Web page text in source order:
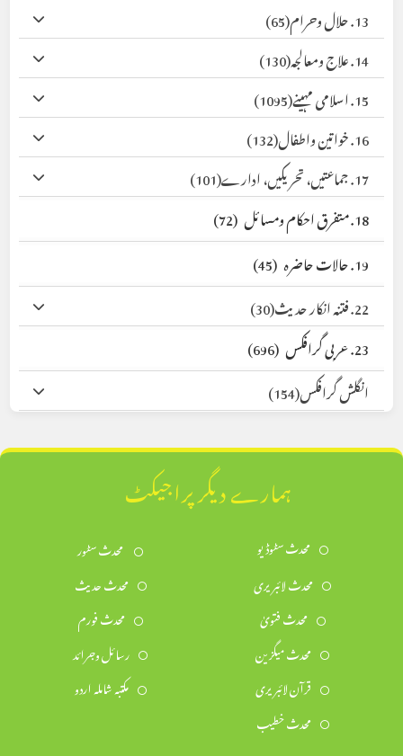
13. حلال وحرام
(65)
14. علاج ومعالجہ
(130)
15. اسلامی مہینے
(1095)
16. خواتین واطفال
(132)
17. جماعتیں، تحریکیں، ادارے
(101)
18. متفرق احکام ومسائل
(72)
19. حالات حاضرہ
(45)
22. فتنہ انکار حدیث
(30)
23. عربی گرافکس
(696)
انگلش گرافکس(154)
ہمارے دیگر پراجیکٹ
محدث سٹوڈیو
محدث سٹور
محدث لائبریری
محدث حدیث
محدث فتویٰ
محدث فورم
محدث میگزین
رسائل وجرائد
قرآن لائبریری
مکتبہ شاملہ اردو
محدث خطیب